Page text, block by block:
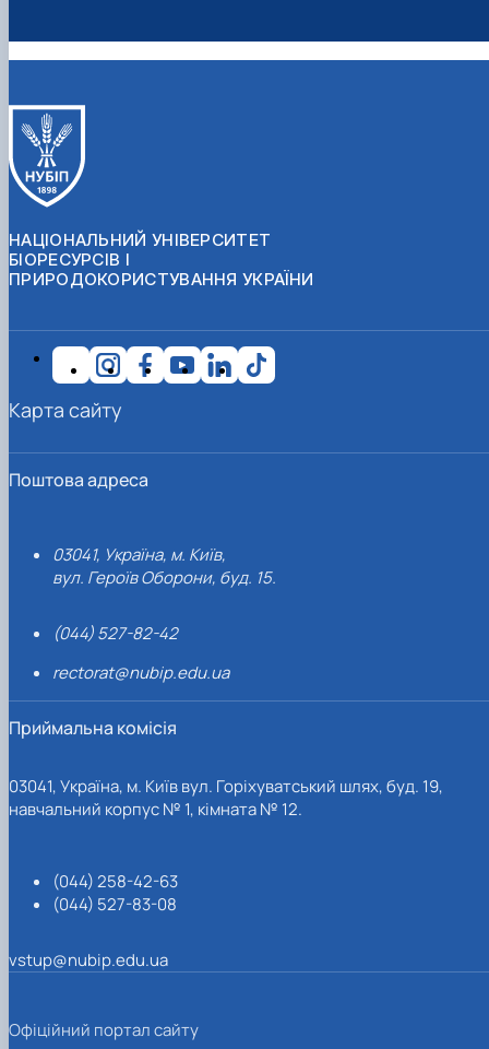
НАЦІОНАЛЬНИЙ УНІВЕРСИТЕТ
БІОРЕСУРСІВ І
ПРИРОДОКОРИСТУВАННЯ УКРАЇНИ
Поштова адреса
03041, Україна, м. Київ,
вул. Героїв Оборони, буд. 15.
(044) 527-82-42
rectorat@nubip.edu.ua
Приймальна комісія
03041, Україна, м. Київ вул. Горіхуватський шлях, буд. 19,
навчальний корпус № 1, кімната № 12.
(044) 258-42-63
(044) 527-83-08
vstup@nubip.edu.ua
Карта сайту
Офіційний портал сайту